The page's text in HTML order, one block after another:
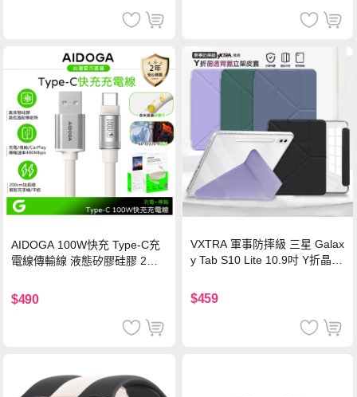
AIDOGA 100W快充 Type-C充
電線傳輸線 液態矽膠硅膠 2M
$490
VXTRA 軍事防摔級 三星 Galax
y Tab S10 Lite 10.9吋 Y折晶透
$459